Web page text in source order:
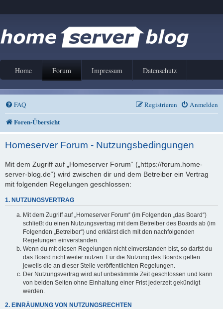
Home Forum Impressum Datenschutz
FAQ Anmelden
Registrieren
Foren-Übersicht
Homeserver Forum - Nutzungsbedingungen
Mit dem Zugriff auf „Homeserver Forum“ („https://forum.home-
server-blog.de“) wird zwischen dir und dem Betreiber ein Vertrag
mit folgenden Regelungen geschlossen:
1. NUTZUNGSVERTRAG
Mit dem Zugriff auf „Homeserver Forum“ (im Folgenden „das Board“)
schließt du einen Nutzungsvertrag mit dem Betreiber des Boards ab (im
Folgenden „Betreiber“) und erklärst dich mit den nachfolgenden
Regelungen einverstanden.
Wenn du mit diesen Regelungen nicht einverstanden bist, so darfst du
das Board nicht weiter nutzen. Für die Nutzung des Boards gelten
jeweils die an dieser Stelle veröffentlichten Regelungen.
Der Nutzungsvertrag wird auf unbestimmte Zeit geschlossen und kann
von beiden Seiten ohne Einhaltung einer Frist jederzeit gekündigt
werden.
2. EINRÄUMUNG VON NUTZUNGSRECHTEN